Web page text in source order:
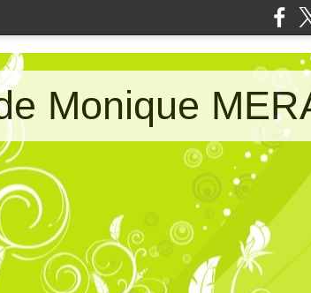
Monique